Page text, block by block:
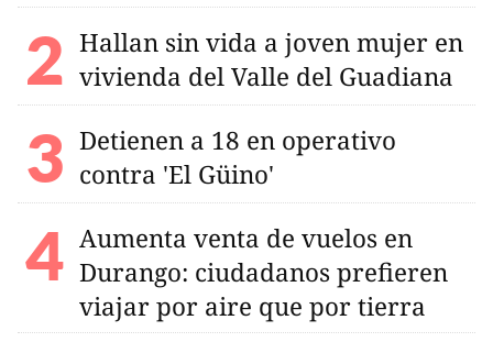
Hallan sin vida a joven mujer en
vivienda del Valle del Guadiana
Detienen a 18 en operativo
contra 'El Güino'
Aumenta venta de vuelos en
Durango: ciudadanos prefieren
viajar por aire que por tierra